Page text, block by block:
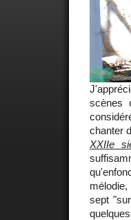
scènes
chanter
XXIIe
mélodie,
sept